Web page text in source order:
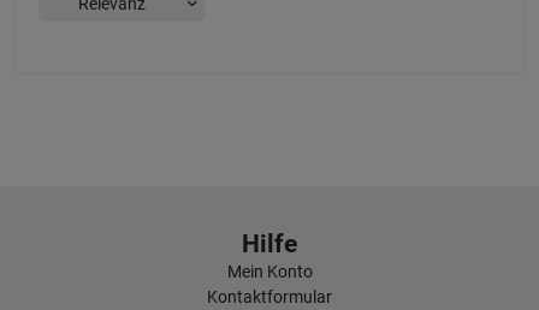
Hilfe
Mein Konto
Kontaktformular